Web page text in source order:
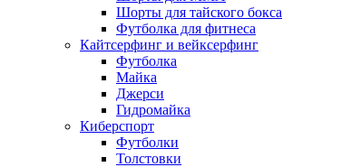
Шорты для тайского бокса
Футболка для фитнеса
Кайтсерфинг и вейксерфинг
Футболка
Майка
Джерси
Гидромайка
Киберспорт
Футболки
Толстовки